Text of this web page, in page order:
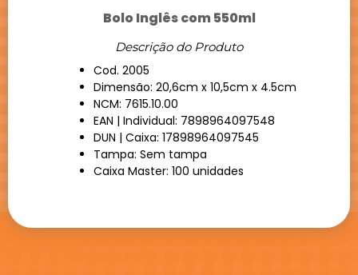
Bolo Inglês com 550ml
Descrição do Produto
Cod. 2005
Dimensão: 20,6cm x 10,5cm x 4.5cm
NCM: 7615.10.00
EAN | Individual: 7898964097548
DUN | Caixa: 17898964097545
Tampa: Sem tampa
Caixa Master: 100 unidades